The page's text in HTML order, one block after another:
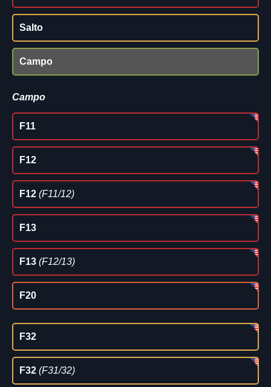
Salto
Campo
Campo
F11
F12
F12 (F11/12)
F13
F13 (F12/13)
F20
F32
F32 (F31/32)